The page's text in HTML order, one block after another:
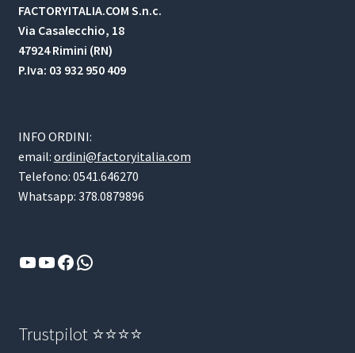
FACTORYITALIA.COM S.n.c.
Via Casalecchio, 18
47924 Rimini (RN)
P.Iva: 03 932 950 409
INFO ORDINI:
email: ordini@factoryitalia.com
Telefono: 0541.646270
Whatsapp: 378.0879896
YouTube
YouTube
Facebook
WhatsApp
Trustpilot ⭐⭐⭐⭐